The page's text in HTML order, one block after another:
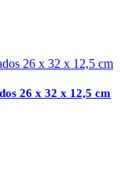
26 x 32 x 12,5 cm